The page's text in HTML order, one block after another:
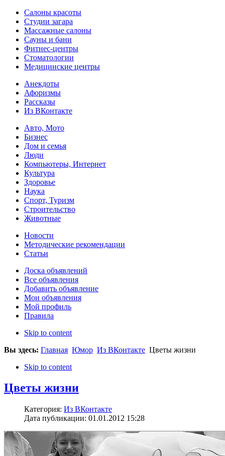
Салоны красоты
Студии загара
Массажные салоны
Сауны и бани
Фитнес-центры
Стоматологии
Медицинские центры
Анекдоты
Афоризмы
Рассказы
Из ВКонтакте
Авто, Мото
Бизнес
Дом и семья
Люди
Компьютеры, Интернет
Культура
Здоровье
Наука
Спорт, Туризм
Строительство
Животные
Новости
Методические рекомендации
Статьи
Доска объявлений
Все объявления
Добавить объявление
Мои объявления
Мой профиль
Правила
Skip to content
Вы здесь: Главная Юмор Из ВКонтакте Цветы жизни
Skip to content
Цветы жизни
Категория: Из ВКонтакте
Дата публикации: 01.01.2012 15:28